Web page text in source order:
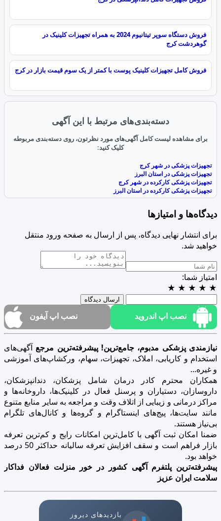
فروش دستگاه سوپر تیتانیوم 2024 به همراه تجهیزات کلینیک در
گوهردشت کرج
فروش کامل تجهیزات کلینیک پوست با کمتر از یک سوم قیمت بازار در کرج
دسته‌بندی‌های مرتبط با این آگهی
برای مشاهده لیست کامل آگهی‌های مورد نظرتون، روی دسته‌بندی مربوطه
کلیک کنید:
تجهیزات پزشکی در شهر کرج
تجهیزات پزشکی در استان البرز
تجهیزات پزشکی کارکرده در شهر کرج
تجهیزات پزشکی کارکرده در استان البرز
دیدگاه‌ها و امتیازها
برای انتشار نهایی دیدگاه، پس از ارسال به صفحه ورود منتقل
خواهید شد.
امتیاز شما:
★
★
★
★
★
ارسال دیدگاه
نصب اپ اندروید نصب اپ آیفون
نیازمندی پزشکی مدبوم، جامع‌ترین! پیشرفته‌ترین مرجع آگهی‌های
استخدام و کاریابی، املاک، تجهیزات، سهام، ورکشاپ‌های آموزشی
و غیره...
همکاران محترم کادر درمان شامل پزشکان، دندانپزشکان،
داروسازان، دستیاران و پرسنل فعال در کلینیک‌ها، داروخانه‌ها و
مراکز درمانی و زیبایی از اتلاف وقت و مراجعه به سایر منابع متنوع
مانند سایت‌ها، پیج‌های اینستاگرام و گروه‌ها و کانال‌های تلگرام
بی‌نیاز هستند.
ضمنا امکان ثبت آگهی با کامل‌ترین امکانات رایج و کم‌ترین تعرفه
بازار فراهم است و سقف افزایش تعرفه سالیانه حداکثر 50 درصد
خواهد بود.
پیشرفته‌ترین پلتفرم آگهی کشور در خور منزلت فعالان فداکار
سلامت ایران عزیز
بازدیدهای دیروز